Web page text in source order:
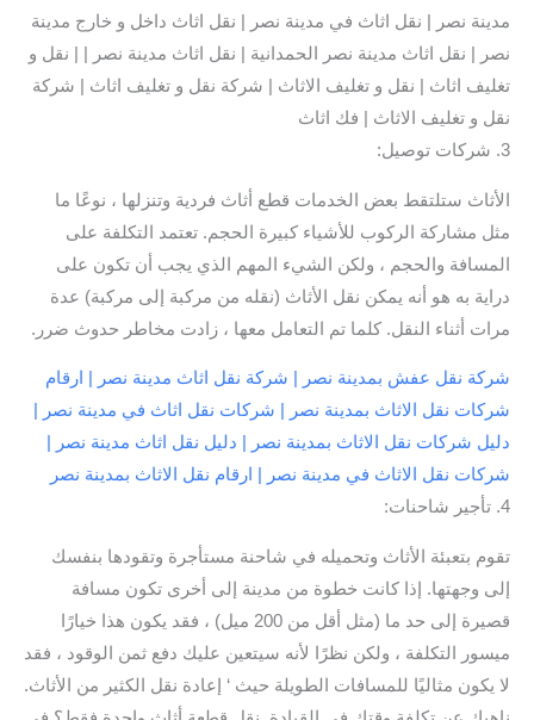
مدينة نصر | نقل اثاث في مدينة نصر | نقل اثاث داخل و خارج مدينة
نصر | نقل اثاث مدينة نصر الحمدانية | نقل اثاث مدينة نصر | | نقل و
تغليف اثاث | نقل و تغليف الاثاث | شركة نقل و تغليف اثاث | شركة
نقل و تغليف الاثاث | فك اثاث
3. شركات توصيل:
الأثاث ستلتقط بعض الخدمات قطع أثاث فردية وتنزلها ، نوعًا ما
مثل مشاركة الركوب للأشياء كبيرة الحجم. تعتمد التكلفة على
المسافة والحجم ، ولكن الشيء المهم الذي يجب أن تكون على
دراية به هو أنه يمكن نقل الأثاث (نقله من مركبة إلى مركبة) عدة
مرات أثناء النقل. كلما تم التعامل معها ، زادت مخاطر حدوث ضرر.
شركة نقل عفش بمدينة نصر | شركة نقل اثاث مدينة نصر | ارقام
شركات نقل الاثاث بمدينة نصر | شركات نقل اثاث في مدينة نصر |
دليل شركات نقل الاثاث بمدينة نصر | دليل نقل اثاث مدينة نصر |
شركات نقل الاثاث في مدينة نصر | ارقام نقل الاثاث بمدينة نصر
4. تأجير شاحنات:
تقوم بتعبئة الأثاث وتحميله في شاحنة مستأجرة وتقودها بنفسك
إلى وجهتها. إذا كانت خطوة من مدينة إلى أخرى تكون مسافة
قصيرة إلى حد ما (مثل أقل من 200 ميل) ، فقد يكون هذا خيارًا
ميسور التكلفة ، ولكن نظرًا لأنه سيتعين عليك دفع ثمن الوقود ، فقد
لا يكون مثاليًا للمسافات الطويلة حيث ‘ إعادة نقل الكثير من الأثاث.